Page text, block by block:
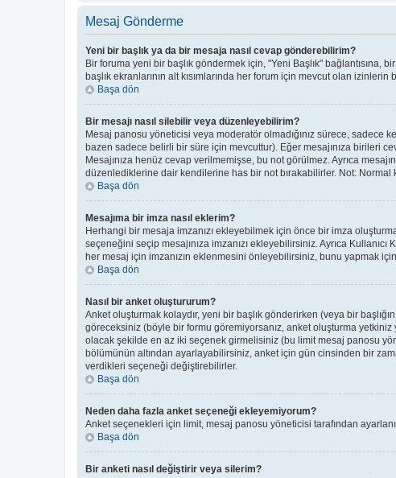
Mesaj Gönderme
Yeni bir başlık ya da bir mesaja nasıl cevap gönderebilirim?
Bir foruma yeni bir başlık göndermek için, "Yeni Başlık" bağlantısına,
başlık ekranlarının alt kısımlarında her forum için mevcut olan
Başa dön
Bir mesajı nasıl silebilir veya düzenleyebilirim?
Mesaj panosu yöneticisi veya moderatör olmadığınız sürece,
bazen sadece belirli bir süre için mevcuttur). Eğer mesajınıza birileri
Mesajınıza henüz cevap verilmemişse, bu not görülmez. Ayrıca
düzenlediklerine dair kendilerine has bir not bırakabilirler. Not:
Başa dön
Mesajıma bir imza nasıl eklerim?
Herhangi bir mesaja imzanızı ekleyebilmek için önce bir imza
seçeneğini seçip mesajınıza imzanızı ekleyebilirsiniz. Ayrıca
her mesaj için imzanızın eklenmesini önleyebilirsiniz, bunu yapmak
Başa dön
Nasıl bir anket oluştururum?
Anket oluşturmak kolaydır, yeni bir başlık gönderirken (veya bir
göreceksiniz (böyle bir formu göremiyorsanız, anket oluşturma yetkiniz
olacak şekilde en az iki seçenek girmelisiniz (bu limit mesaj panosu
bölümünün altından ayarlayabilirsiniz, anket için gün cinsinden bir
verdikleri seçeneği değiştirebilirler.
Başa dön
Neden daha fazla anket seçeneği ekleyemiyorum?
Anket seçenekleri için limit, mesaj panosu yöneticisi tarafından
Başa dön
Bir anketi nasıl değiştirir veya silerim?